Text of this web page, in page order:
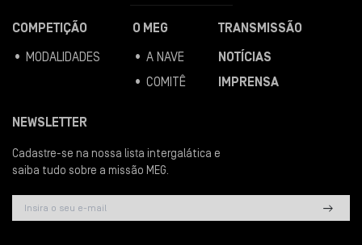
COMPETIÇÃO
• MODALIDADES
O MEG
• A NAVE
• COMITÊ
TRANSMISSÃO
NOTÍCIAS
IMPRENSA
NEWSLETTER
Cadastre-se na nossa lista intergalática e
saiba tudo sobre a missão MEG.
east